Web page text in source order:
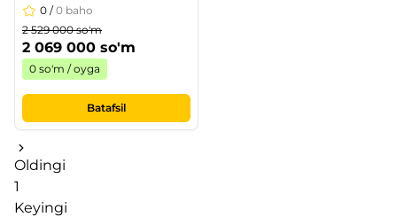
0 /0 baho
2 529 000 so'm
2 069 000 so'm
0 so'm / oyga
Batafsil
Oldingi
1
Keyingi